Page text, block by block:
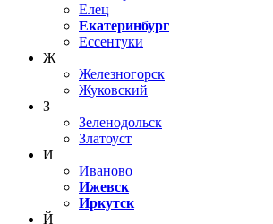
Елец
Екатеринбург
Ессентуки
Ж
Железногорск
Жуковский
З
Зеленодольск
Златоуст
И
Иваново
Ижевск
Иркутск
Й